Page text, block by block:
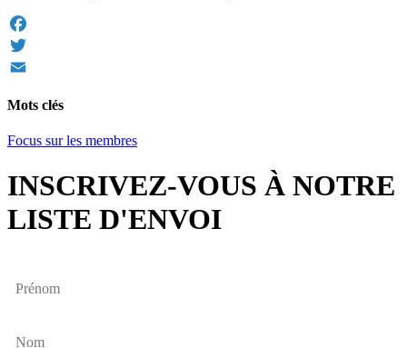
Facebook
Twitter
Mots clés
Focus sur les membres
INSCRIVEZ-VOUS À NOTRE
LISTE D'ENVOI